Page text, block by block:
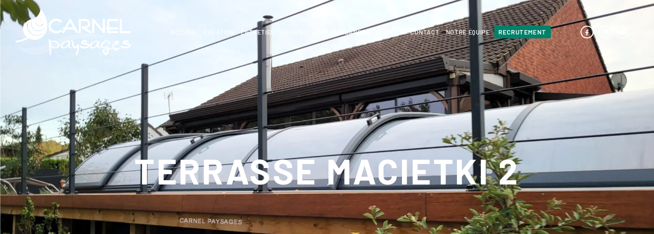
CRÉATION ENTRETIEN TENDANCES, CONSEILS CONTACT NOTRE ÉQUIPE RECRUTEMENT
TERRASSE MACIETKI 2